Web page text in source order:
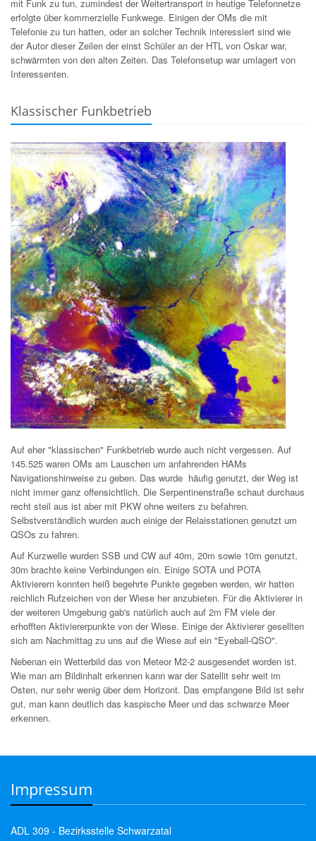
mit Funk zu tun, zumindest der Weitertransport in heutige Telefonnetze
erfolgte über kommerzielle Funkwege. Einigen der OMs die mit
Telefonie zu tun hatten, oder an solcher Technik interessiert sind wie
der Autor dieser Zeilen der einst Schüler an der HTL von Oskar war,
schwärmten von den alten Zeiten. Das Telefonsetup war umlagert von
Interessenten.
Klassischer Funkbetrieb
Auf eher "klassischen" Funkbetrieb wurde auch nicht vergessen. Auf
145.525 waren OMs am Lauschen um anfahrenden HAMs
Navigationshinweise zu geben. Das wurde häufig genutzt, der Weg ist
nicht immer ganz offensichtlich. Die Serpentinenstraße schaut durchaus
recht steil aus ist aber mit PKW ohne weiters zu befahren.
Selbstverständlich wurden auch einige der Relaisstationen genutzt um
QSOs zu fahren.
Auf Kurzwelle wurden SSB und CW auf 40m, 20m sowie 10m genutzt,
30m brachte keine Verbindungen ein. Einige SOTA und POTA
Aktivierern konnten heiß begehrte Punkte gegeben werden, wir hatten
reichlich Rufzeichen von der Wiese her anzubieten. Für die Aktivierer in
der weiteren Umgebung gab's natürlich auch auf 2m FM viele der
erhofften Aktiviererpunkte von der Wiese. Einige der Aktivierer gesellten
sich am Nachmittag zu uns auf die Wiese auf ein "Eyeball-QSO".
Nebenan ein Wetterbild das von Meteor M2-2 ausgesendet worden ist.
Wie man am Bildinhalt erkennen kann war der Satellit sehr weit im
Osten, nur sehr wenig über dem Horizont. Das empfangene Bild ist sehr
gut, man kann deutlich das kaspische Meer und das schwarze Meer
erkennen.
Impressum
ADL 309 - Bezirksstelle Schwarzatal